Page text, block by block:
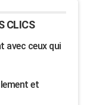
CLICS
avec ceux qui
et